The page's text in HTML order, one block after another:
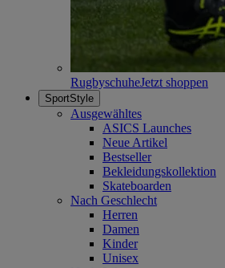
RugbyschuheJetzt shoppen
SportStyle
Ausgewähltes
ASICS Launches
Neue Artikel
Bestseller
Bekleidungskollektion
Skateboarden
Nach Geschlecht
Herren
Damen
Kinder
Unisex